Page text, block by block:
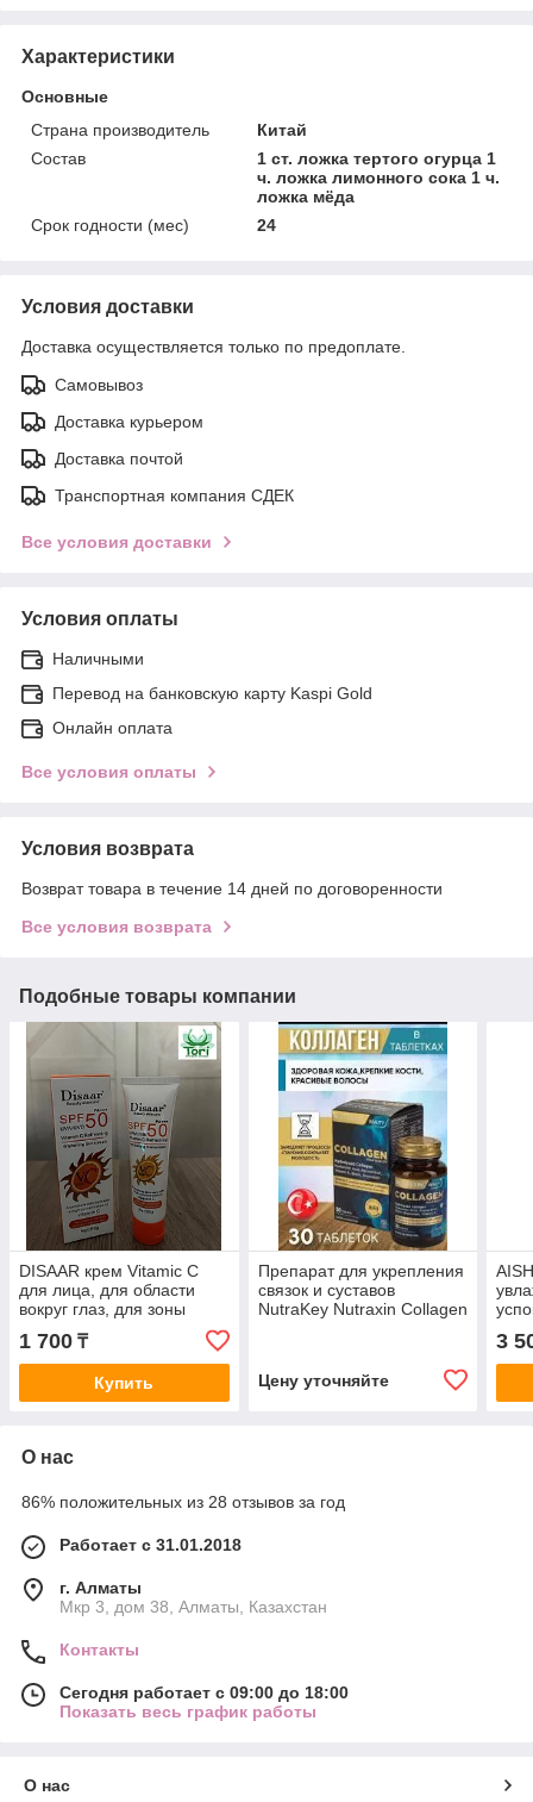
Характеристики
Основные
Страна производитель
Китай
Состав
1 ст. ложка тертого огурца 1
ч. ложка лимонного сока 1 ч.
ложка мёда
Срок годности (мес)
24
Условия доставки
Доставка осуществляется только по предоплате.
Самовывоз
Доставка курьером
Доставка почтой
Транспортная компания СДЕК
Все условия доставки
Условия оплаты
Наличными
Перевод на банковскую карту Kaspi Gold
Онлайн оплата
Все условия оплаты
Условия возврата
Возврат товара в течение 14 дней по договоренности
Все условия возврата
Подобные товары компании
DISAAR крем Vitamic C
для лица, для области
вокруг глаз, для зоны
декольте 50 г
1 700 ₸
Купить
Препарат для укрепления
связок и суставов
NutraKey Nutraxin Collagen
Цену уточняйте
3
О нас
86% положительных из 28 отзывов за год
Работает с 31.01.2018
г. Алматы
Мкр 3, дом 38, Алматы, Казахстан
Контакты
Сегодня работает с 09:00 до 18:00
Показать весь график работы
О нас